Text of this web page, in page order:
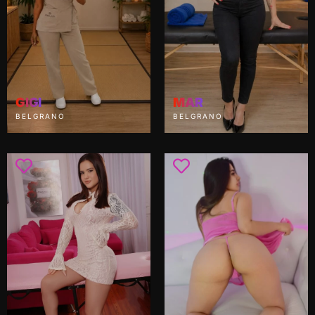
GIGI
BELGRANO
MAR
BELGRANO